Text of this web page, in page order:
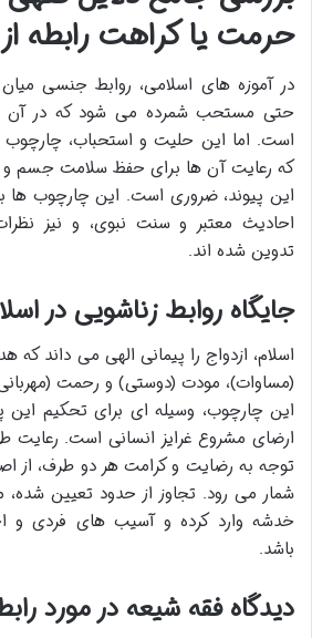
حرمت یا کراهت رابطه
در آموزه های اسلامی، روابط جنسی
حتی مستحب شمرده می شود که در آن
است. اما این حلیت و استحباب، چارچوب
که رعایت آن ها برای حفظ سلامت جسم
این پیوند، ضروری است. این چارچوب ها
احادیث معتبر و سنت نبوی، و نیز
تدوین شده اند.
جایگاه روابط زناشویی در
اسلام، ازدواج را پیمانی الهی می داند
(مساوات)، مودت (دوستی) و رحمت
این چارچوب، وسیله ای برای تحکیم این
ارضای مشروع غرایز انسانی است.
توجه به رضایت و کرامت هر دو طرف، از
شمار می رود. تجاوز از حدود تعیین
خدشه وارد کرده و آسیب های فردی و
باشد.
دیدگاه فقه شیعه در مورد